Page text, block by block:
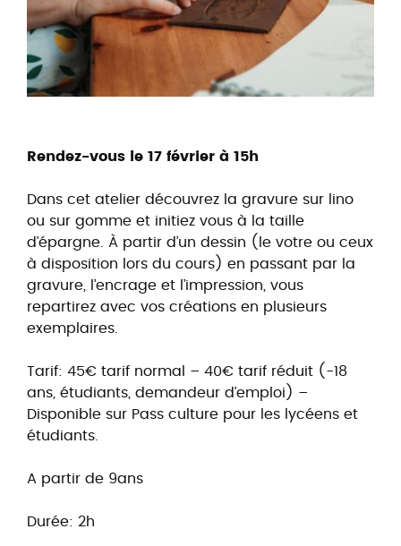
Rendez-vous le 17 février à 15h
Dans cet atelier découvrez la gravure sur lino
ou sur gomme et initiez vous à la taille
d’épargne. À partir d’un dessin (le votre ou ceux
à disposition lors du cours) en passant par la
gravure, l’encrage et l’impression, vous
repartirez avec vos créations en plusieurs
exemplaires.
Tarif: 45€ tarif normal – 40€ tarif réduit (-18
ans, étudiants, demandeur d’emploi) –
Disponible sur Pass culture pour les lycéens et
étudiants.
A partir de 9ans
Durée: 2h